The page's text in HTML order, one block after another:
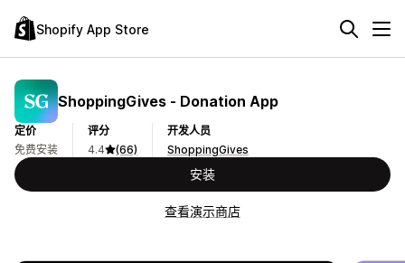
Shopify App Store
ShoppingGives ‑ Donation App
定价
免费安装
评分
4.4
(66)
开发人员
ShoppingGives
安装
查看演示商店